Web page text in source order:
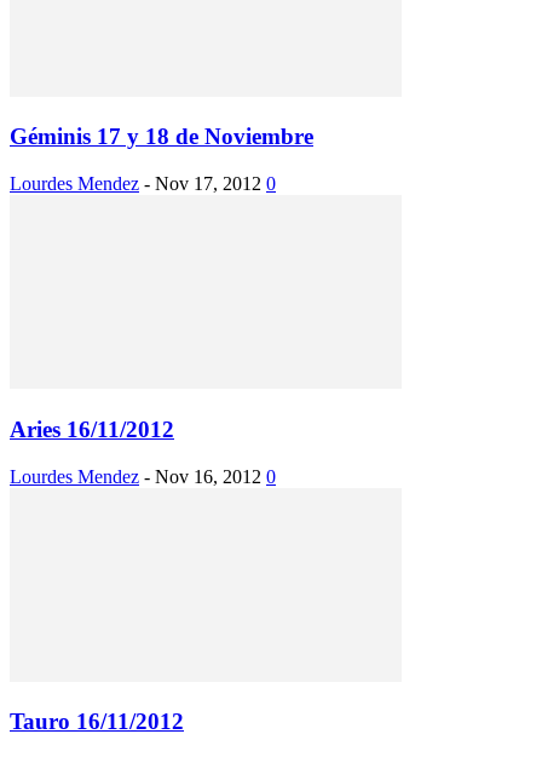
Géminis 17 y 18 de Noviembre
Lourdes Mendez - Nov 17, 2012 0
Aries 16/11/2012
Lourdes Mendez - Nov 16, 2012 0
Tauro 16/11/2012